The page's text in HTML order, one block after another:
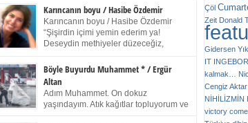
ve gizemli adam! – Sen ki kendi hayal
parlaklığıyla afalladın, gençliğinin alevleri
düştün! Hayalimde seni tekrar görüyorum!
kez daha önümde duruyor siluetin! – Olduğun –
olduğun gibi değil soğuk vadide ve gölgelerin […]
Karıncanın boyu / Hasibe Özdemir
Karıncanın boyu / Hasibe Özdemir
“Şişirdin içimi yemin ederim ya!
Deseydin methiyeler düzeceğiz,
“Sana gel demedim kızım.” diyorum sakince.
peşime madem, ne duyarsan
Bir sigara yakıyor. Başını yana yatırıp,
annelerin yılgın bakışıyla süzüyor beni.
kaldırıp ona bakıyorum ben de. Pes ediyor.
Böyle Buyurdu Muhammet * / Ergür
Altan
Adım Muhammet. On dokuz
yaşındayım. Atık kağıtlar topluyorum ve
Çöl
Zeit Donald
Gidersen
IT
kalmak…
Cengiz Aktar
NİHİLİZMİN
victory